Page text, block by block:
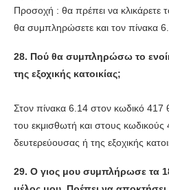
Προσοχή : θα πρέπει να κλικάρετε
θα συμπληρώσετε και τον πίνακα
28. Πού θα συμπληρώσω το
της εξοχικής κατοικίας;
Στον πίνακα 6.14 στον κωδικό
του εκμισθωτή και στους κωδικούς
δευτερεύουσας ή της εξοχικής
29. Ο γιος μου συμπλήρωσε τα